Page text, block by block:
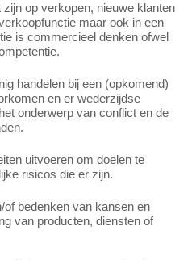
op verkopen, nieuwe klanten
maar ook in een
is commercieel denken ofwel
handelen bij een (opkomend)
en er wederzijdse
onderwerp van conflict en de
uitvoeren om doelen te
risicos die er zijn.
of bedenken van kansen en
van producten, diensten of